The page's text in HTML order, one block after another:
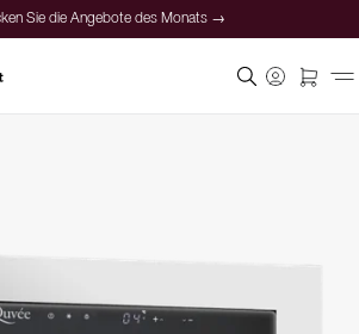
Sie die Angebote des Monats →